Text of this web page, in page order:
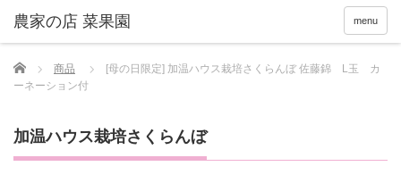
menu
Home 商品
[母の日限定] 加温ハウス栽培さくらんぼ 佐藤錦 L玉 カ
ーネーション付
加温ハウス栽培さくらんぼ